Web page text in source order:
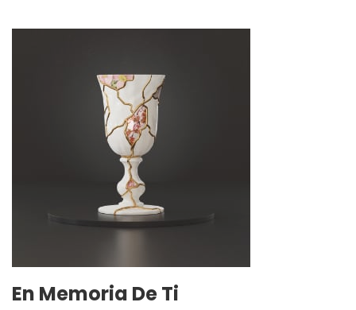
En Memoria De Ti